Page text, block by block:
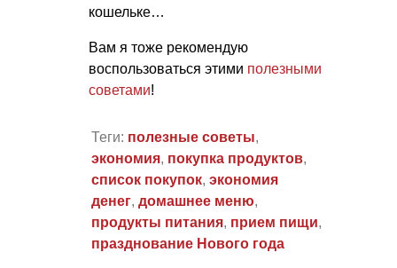
кошельке…
Вам я тоже рекомендую
воспользоваться этими полезными
советами!
Теги: полезные советы,
экономия, покупка продуктов,
список покупок, экономия
денег, домашнее меню,
продукты питания, прием пищи,
празднование Нового года